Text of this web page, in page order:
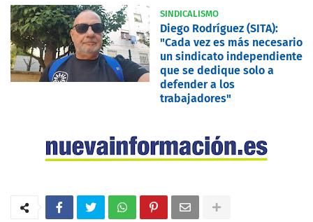
SINDICALISMO
Diego Rodríguez (SITA):
"Cada vez es más necesario
un sindicato independiente
que se dedique solo a
defender a los
trabajadores"